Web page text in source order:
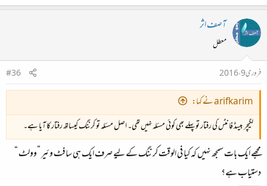
آصف اثر
معطل
فروری 9، 2016
#36
arifkarim نے کہا:
لگیچر بیسڈ فانٹس کی رفتار تو پہلے بھی کوئی مسئلہ نہیں تھی۔ اصل مسئلہ تو کرننگ کیساتھ رفتار کا آیا ہے۔
مجھے ایک بات سمجھ نہیں کہ کیا فی الوقت کرننگ کے لیے صرف ایک ہی سافٹ وئیر ”وولٹ “
دستیاب ہے؟